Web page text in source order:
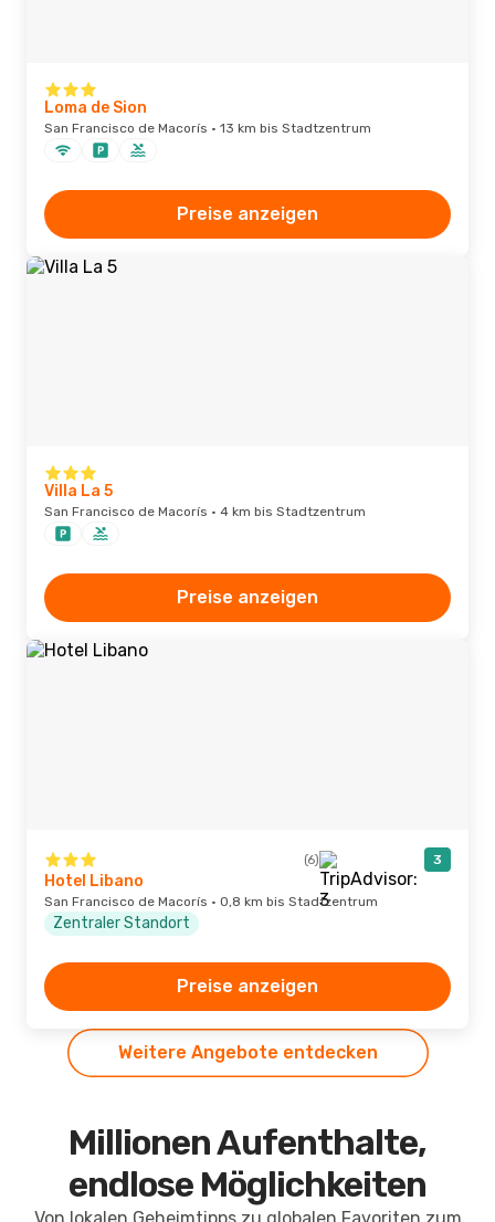
Loma de Sion
San Francisco de Macorís · 13 km bis Stadtzentrum
Preise anzeigen
Villa La 5
San Francisco de Macorís · 4 km bis Stadtzentrum
Preise anzeigen
(6) 3
Hotel Libano
San Francisco de Macorís · 0,8 km bis Stadtzentrum
Zentraler Standort
Preise anzeigen
Weitere Angebote entdecken
Millionen Aufenthalte,
endlose Möglichkeiten